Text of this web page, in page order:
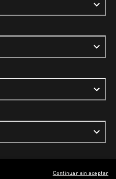
Continuar sin aceptar